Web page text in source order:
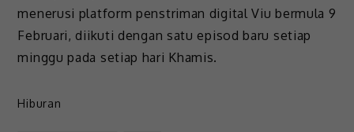
menerusi platform penstriman digital Viu bermula 9
Februari, diikuti dengan satu episod baru setiap
minggu pada setiap hari Khamis.
Hiburan